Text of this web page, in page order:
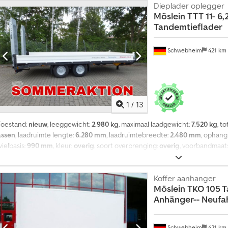
1 / 13
Schwebheim 421 km
Dieplader oplegger
Möslein TTT 11-
Tandemtieflader
nieuw, leeggewicht:2.980 kg, maximaal laadgewicht:7.520 kg,
, laadruimte lengte:6.280 mm, laadruimtebreedte:2.480 mm,
990 mm, kleur: overig, soort overbrenging: overig, voorbandmaat:
, brandstof:
2.700 mm lang x 560 mm breed, oprijplaten met roosterprofiel,
sjorogen van elk 6 t, staalborden, neerklapbaar en afneembaar, houten
achterafgeschuind, laadoppervlakte binnenbreedte 2.480 mm, achterste
leverbaar met laadvlaklengte van 5.300 mm, huurprijs vanaf €500,
voorbehouden, voorbeeldafbeeldingen, meer gegevens onder: ! Dcjdpfx
Koffer aanhanger
Möslein TKO 105
Anhänger--